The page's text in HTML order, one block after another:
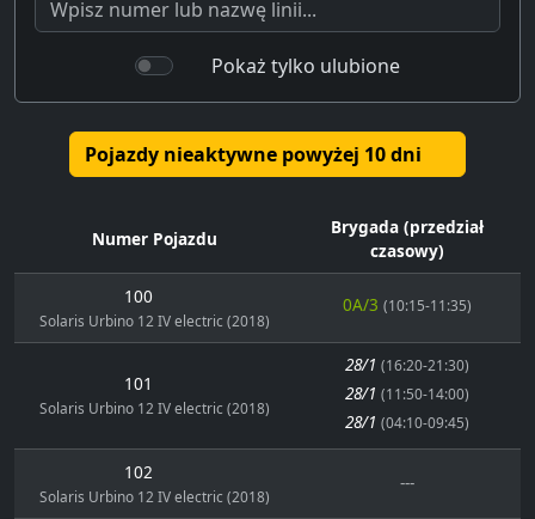
Pokaż tylko ulubione
Pojazdy nieaktywne powyżej 10 dni
Numer Pojazdu
Brygada (przedział
czasowy)
100
Solaris Urbino 12 IV electric (2018)
0A/3 (10:15-11:35)
101
Solaris Urbino 12 IV electric (2018)
28/1 (16:20-21:30)
28/1 (11:50-14:00)
28/1 (04:10-09:45)
102
Solaris Urbino 12 IV electric (2018)
---